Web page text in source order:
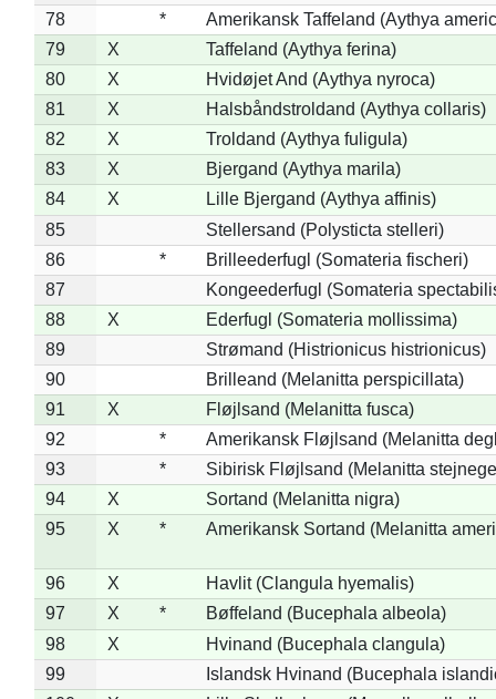
78
*
Amerikansk Taffeland (Aythya
79
X
Taffeland (Aythya ferina)
80
X
Hvidøjet And (Aythya nyroca)
81
X
Halsbåndstroldand (Aythya collaris)
82
X
Troldand (Aythya fuligula)
83
X
Bjergand (Aythya marila)
84
X
Lille Bjergand (Aythya affinis)
85
Stellersand (Polysticta stelleri)
86
*
Brilleederfugl (Somateria fischeri)
87
Kongeederfugl (Somateria
88
X
Ederfugl (Somateria mollissima)
89
Strømand (Histrionicus histrionicus)
90
Brilleand (Melanitta perspicillata)
91
X
Fløjlsand (Melanitta fusca)
92
*
Amerikansk Fløjlsand (Melanitta
93
*
Sibirisk Fløjlsand (Melanitta
94
X
Sortand (Melanitta nigra)
95
X * Amerikansk Sortand (Melanitta
96 X
Havlit (Clangula hyemalis)
97
X *
Bøffeland (Bucephala albeola)
98
X
Hvinand (Bucephala clangula)
99
Islandsk Hvinand (Bucephala